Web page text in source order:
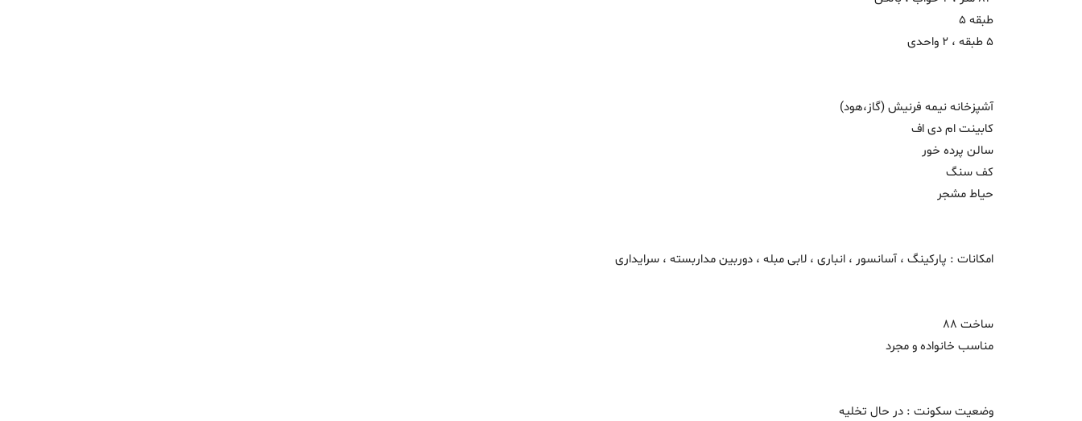
طبقه 5
5 طبقه ، 2 واحدی
آشپزخانه نیمه فرنیش (گاز،هود)
کابینت ام دی اف
سالن پرده خور
کف سنگ
حیاط مشجر
امکانات : پارکینگ ، آسانسور ، انباری ، لابی مبله ، دوربین مداربسته ، سرایداری
ساخت 88
مناسب خانواده و مجرد
وضعیت سکونت : در حال تخلیه